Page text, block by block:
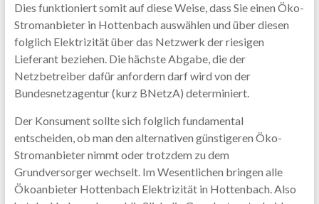
Dies funktioniert somit auf diese Weise, dass Sie einen Öko-
Stromanbieter in Hottenbach auswählen und über diesen
folglich Elektrizität über das Netzwerk der riesigen
Lieferant beziehen. Die hächste Abgabe, die der
Netzbetreiber dafür anfordern darf wird von der
Bundesnetzagentur (kurz BNetzA) determiniert.
Der Konsument sollte sich folglich fundamental
entscheiden, ob man den alternativen günstigeren Öko-
Stromanbieter nimmt oder trotzdem zu dem
Grundversorger wechselt. Im Wesentlichen bringen alle
Ökoanbieter Hottenbach Elektrizität in Hottenbach. Also